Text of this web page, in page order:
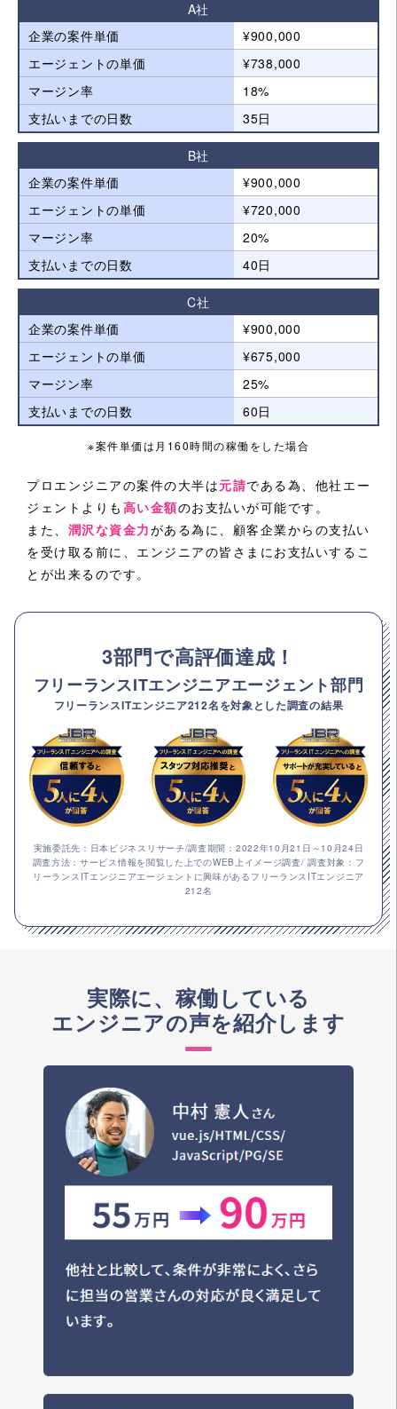
A社
企業の案件単価
¥900,000
エージェントの単価
¥738,000
マージン率
18%
支払いまでの日数
35日
B社
企業の案件単価
¥900,000
エージェントの単価
¥720,000
マージン率
20%
支払いまでの日数
40日
C社
企業の案件単価
¥900,000
エージェントの単価
¥675,000
マージン率
25%
支払いまでの日数
60日
※案件単価は月160時間の稼働をした場合
プロエンジニアの案件の大半は元請である為、他社エー
ジェントよりも 高い金額のお支払いが可能です。
また、 潤沢な資金力がある為に、顧客企業からの支払い
を受け取る前に、エンジニアの皆さまにお支払いするこ
とが出来るのです。
3部門で高評価達成！
フリーランスITエンジニアエージェント部門
フリーランスITエンジニア212名を対象とした調査の結果
実施委託先：日本ビジネスリサーチ/調査期間：2022年10月21日～10月24日
調査方法：サービス情報を閲覧した上でのWEB上イメージ調査/ 調査対象：フ
リーランスITエンジニアエージェントに興味があるフリーランスITエンジニア
212名
実際に、稼働している
エンジニアの声を紹介します